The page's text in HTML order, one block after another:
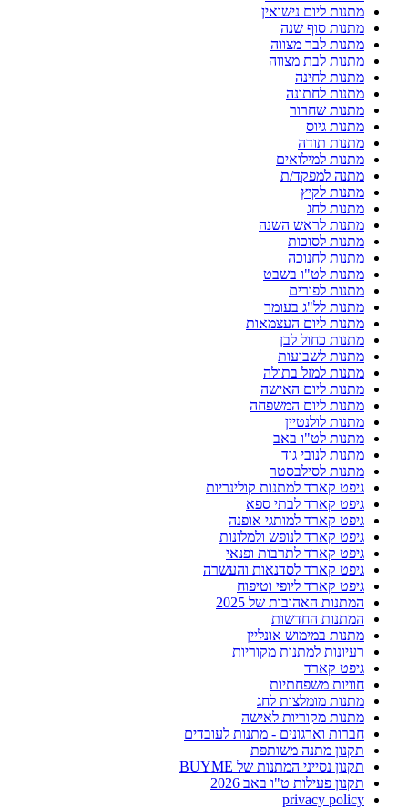
מתנות ליום נישואין
מתנות סוף שנה
מתנות לבר מצווה
מתנות לבת מצווה
מתנות לחינה
מתנות לחתונה
מתנות שחרור
מתנות גיוס
מתנות תודה
מתנות למילואים
מתנה למפקד/ת
מתנות לקיץ
מתנות לחג
מתנות לראש השנה
מתנות לסוכות
מתנות לחנוכה
מתנות לט"ו בשבט
מתנות לפורים
מתנות לל"ג בעומר
מתנות ליום העצמאות
מתנות כחול לבן
מתנות לשבועות
מתנות למזל בתולה
מתנות ליום האישה
מתנות ליום המשפחה
מתנות לולנטיין
מתנות לט"ו באב
מתנות לנובי גוד
מתנות לסילבסטר
גיפט קארד למתנות קולינריות
גיפט קארד לבתי ספא
גיפט קארד למותגי אופנה
גיפט קארד לנופש ולמלונות
גיפט קארד לתרבות ופנאי
גיפט קארד לסדנאות והעשרה
גיפט קארד ליופי וטיפוח
המתנות האהובות של 2025
המתנות החדשות
מתנות במימוש אונליין
רעיונות למתנות מקוריות
גיפט קארד
חוויות משפחתיות
מתנות מומלצות לחג
מתנות מקוריות לאישה
חברות וארגונים - מתנות לעובדים
תקנון מתנה משותפת
תקנון נסייני המתנות של BUYME
תקנון פעילות ט"ו באב 2026
privacy policy